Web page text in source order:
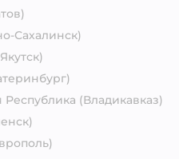
Сахалинск)
(Владикавказ)